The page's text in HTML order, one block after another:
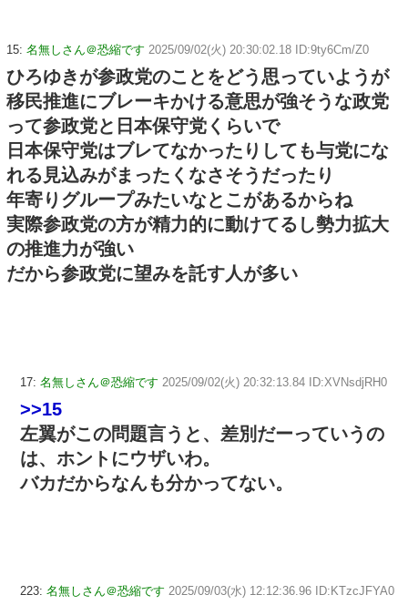
15: 名無しさん＠恐縮です 2025/09/02(火) 20:30:02.18 ID:9ty6Cm/Z0
ひろゆきが参政党のことをどう思っていようが
移民推進にブレーキかける意思が強そうな政党
って参政党と日本保守党くらいで
日本保守党はブレてなかったりしても与党にな
れる見込みがまったくなさそうだったり
年寄りグループみたいなとこがあるからね
実際参政党の方が精力的に動けてるし勢力拡大
の推進力が強い
だから参政党に望みを託す人が多い
17: 名無しさん＠恐縮です 2025/09/02(火) 20:32:13.84 ID:XVNsdjRH0
>>15
左翼がこの問題言うと、差別だーっていうの
は、ホントにウザいわ。
バカだからなんも分かってない。
223: 名無しさん＠恐縮です 2025/09/03(水) 12:12:36.96 ID:KTzcJFYA0